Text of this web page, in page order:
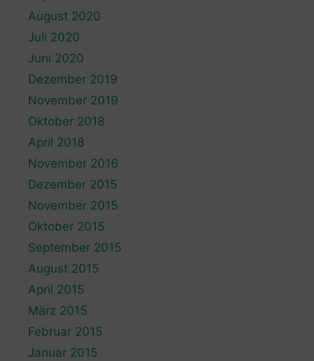
August 2020
Juli 2020
Juni 2020
Dezember 2019
November 2019
Oktober 2018
April 2018
November 2016
Dezember 2015
November 2015
Oktober 2015
September 2015
August 2015
April 2015
März 2015
Februar 2015
Januar 2015